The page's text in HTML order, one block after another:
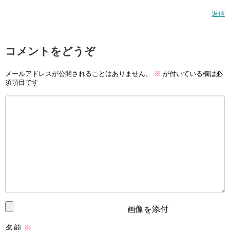
返信
コメントをどうぞ
メールアドレスが公開されることはありません。 ※ が付いている欄は必
須項目です
画像を添付
名前 ※